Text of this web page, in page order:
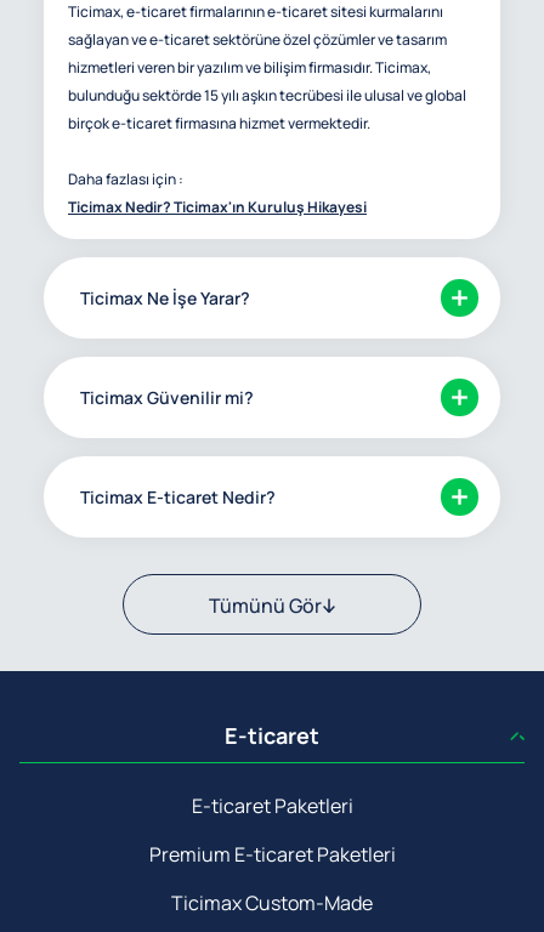
Ticimax, e-ticaret firmalarının e-ticaret sitesi kurmalarını
sağlayan ve e-ticaret sektörüne özel çözümler ve tasarım
hizmetleri veren bir yazılım ve bilişim firmasıdır. Ticimax,
bulunduğu sektörde 15 yılı aşkın tecrübesi ile ulusal ve global
birçok e-ticaret firmasına hizmet vermektedir.
Daha fazlası için :
Ticimax Nedir? Ticimax'ın Kuruluş Hikayesi
Ticimax Ne İşe Yarar?
Ticimax Güvenilir mi?
Ticimax E-ticaret Nedir?
Tümünü Gör
E-ticaret
E-ticaret Paketleri
Premium E-ticaret Paketleri
Ticimax Custom-Made